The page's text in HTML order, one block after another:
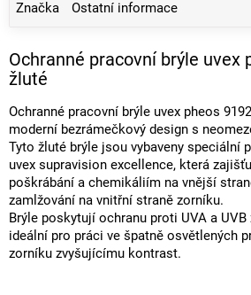
Značka Ostatní informace
Ochranné pracovní brýle uvex
žluté
Ochranné pracovní brýle uvex pheos
moderní bezrámečkový design s
Tyto žluté brýle jsou vybaveny speciální
uvex supravision excellence, která
poškrábání a chemikáliím na vnější
zamlžování na vnitřní straně zorníku.
Brýle poskytují ochranu proti UVA a
ideální pro práci ve špatně osvětlených
zorníku zvyšujícímu kontrast.